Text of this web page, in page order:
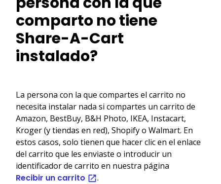
comparto no tiene
Share-A-Cart
instalado?
La persona con la que compartes el carrito no
necesita instalar nada si compartes un carrito de
Amazon, BestBuy, B&H Photo, IKEA, Instacart,
Kroger (y tiendas en red), Shopify o Walmart. En
estos casos, solo tienen que hacer clic en el enlace
del carrito que les enviaste o introducir un
identificador de carrito en nuestra página
Recibir un carrito .